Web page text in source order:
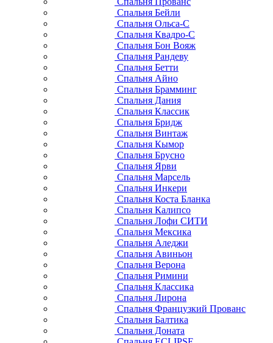
Спальня Бейли
Спальня Ольса-С
Спальня Квадро-С
Спальня Бон Вояж
Спальня Рандеву
Спальня Бетти
Спальня Айно
Спальня Брамминг
Спальня Дания
Спальня Классик
Спальня Бридж
Спальня Винтаж
Спальня Кымор
Спальня Брусно
Спальня Ярви
Спальня Марсель
Спальня Инкери
Спальня Коста Бланка
Спальня Калипсо
Спальня Лофи СИТИ
Спальня Мексика
Спальня Аледжи
Спальня Авиньон
Спальня Верона
Спальня Римини
Спальня Классика
Спальня Лирона
Спальня Французкий Прованс
Спальня Балтика
Спальня Доната